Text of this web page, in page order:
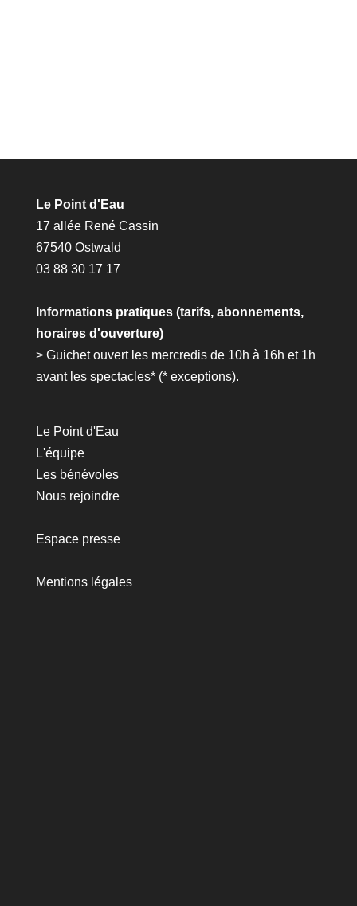
Le Point d'Eau
17 allée René Cassin
67540 Ostwald
03 88 30 17 17
Informations pratiques (tarifs, abonnements,
horaires d'ouverture)
> Guichet ouvert les mercredis de 10h à 16h et 1h
avant les spectacles* (* exceptions).
Le Point d'Eau
L'équipe
Les bénévoles
Nous rejoindre
Espace presse
Mentions légales